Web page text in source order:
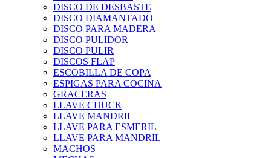
DISCO DE DESBASTE
DISCO DIAMANTADO
DISCO PARA MADERA
DISCO PULIDOR
DISCO PULIR
DISCOS FLAP
ESCOBILLA DE COPA
ESPIGAS PARA COCINA
GRACERAS
LLAVE CHUCK
LLAVE MANDRIL
LLAVE PARA ESMERIL
LLAVE PARA MANDRIL
MACHOS